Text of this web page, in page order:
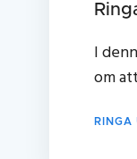
I
om
RINGA